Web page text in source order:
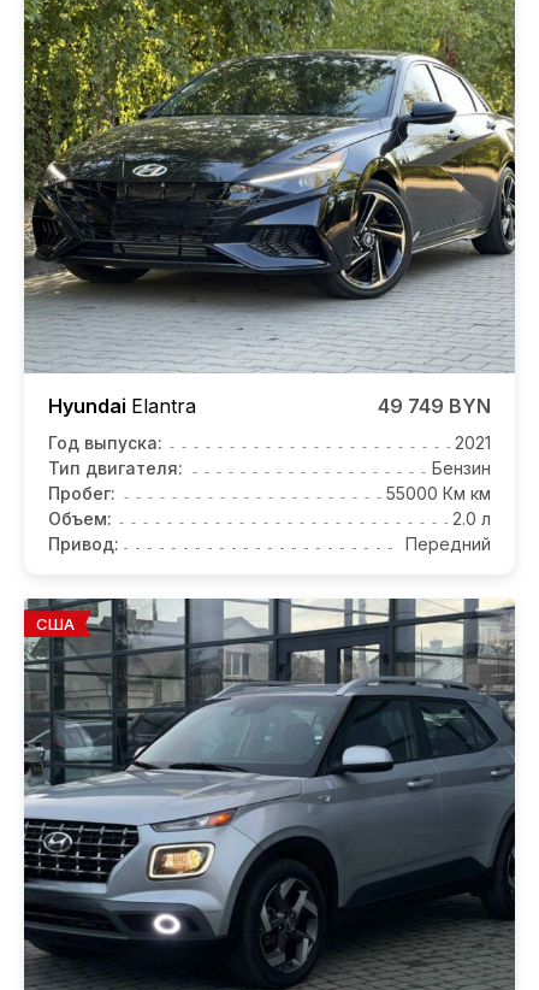
Hyundai Elantra 49 749 BYN
Год выпуска:
2021
Тип двигателя:
Бензин
Пробег:
55000 Км км
Объем:
2.0 л
Привод:
Передний
США